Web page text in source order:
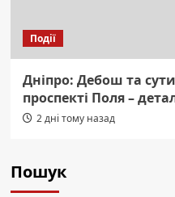
Події
Дніпро: Дебош та
проспекті Поля –
2 дні тому назад
Пошук